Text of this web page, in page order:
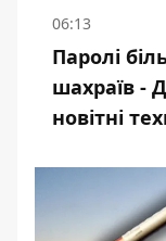
06:13
Паролі
шахраїв -
новітні